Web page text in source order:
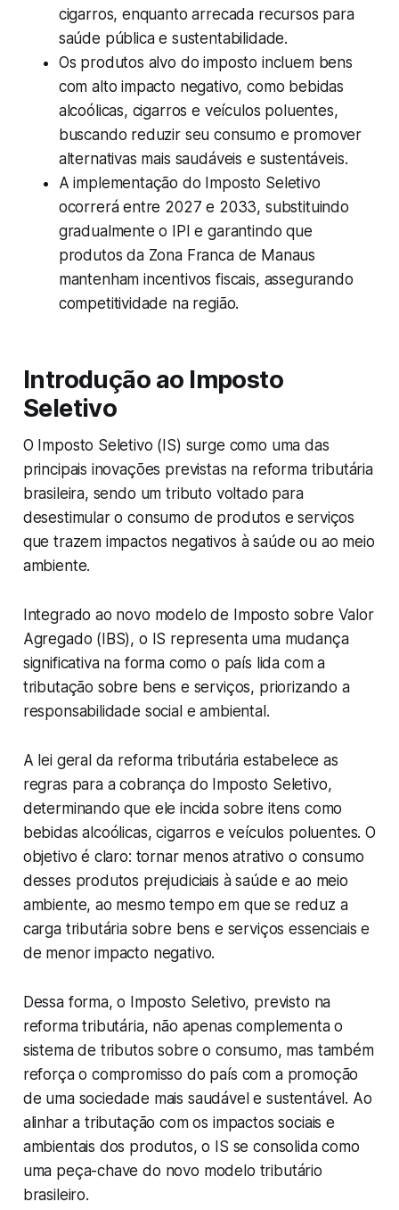
cigarros, enquanto arrecada recursos para
saúde pública e sustentabilidade.
Os produtos alvo do imposto incluem bens
com alto impacto negativo, como bebidas
alcoólicas, cigarros e veículos poluentes,
buscando reduzir seu consumo e promover
alternativas mais saudáveis e sustentáveis.
A implementação do Imposto Seletivo
ocorrerá entre 2027 e 2033, substituindo
gradualmente o IPI e garantindo que
produtos da Zona Franca de Manaus
mantenham incentivos fiscais, assegurando
competitividade na região.
Introdução ao Imposto
Seletivo
O Imposto Seletivo (IS) surge como uma das
principais inovações previstas na reforma tributária
brasileira, sendo um tributo voltado para
desestimular o consumo de produtos e serviços
que trazem impactos negativos à saúde ou ao meio
ambiente.
Integrado ao novo modelo de Imposto sobre Valor
Agregado (IBS), o IS representa uma mudança
significativa na forma como o país lida com a
tributação sobre bens e serviços, priorizando a
responsabilidade social e ambiental.
A lei geral da reforma tributária estabelece as
regras para a cobrança do Imposto Seletivo,
determinando que ele incida sobre itens como
bebidas alcoólicas, cigarros e veículos poluentes. O
objetivo é claro: tornar menos atrativo o consumo
desses produtos prejudiciais à saúde e ao meio
ambiente, ao mesmo tempo em que se reduz a
carga tributária sobre bens e serviços essenciais e
de menor impacto negativo.
Dessa forma, o Imposto Seletivo, previsto na
reforma tributária, não apenas complementa o
sistema de tributos sobre o consumo, mas também
reforça o compromisso do país com a promoção
de uma sociedade mais saudável e sustentável. Ao
alinhar a tributação com os impactos sociais e
ambientais dos produtos, o IS se consolida como
uma peça-chave do novo modelo tributário
brasileiro.